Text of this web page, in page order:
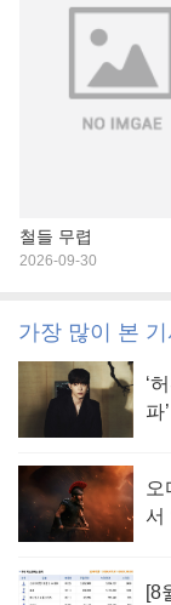
철들 무렵
2026-09-30
가장 많이 본
‘
파
오
서
[8